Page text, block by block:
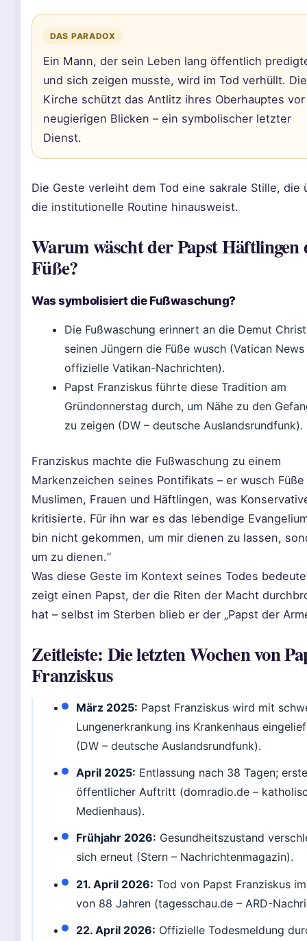
DAS PARADOX
Ein Mann, der sein Leben lang öffentlich
und sich zeigen musste, wird im Tod verhüllt. Die
Kirche schützt das Antlitz ihres Oberhauptes vor
neugierigen Blicken – ein symbolischer letzter
Dienst.
Die Geste verleiht dem Tod eine sakrale Stille, die
die institutionelle Routine hinausweist.
Warum wäscht der Papst Häftlingen
Füße?
Was symbolisiert die Fußwaschung?
Die Fußwaschung erinnert an die Demut
seinen Jüngern die Füße wusch (Vatican News
offizielle Vatikan-Nachrichten).
Papst Franziskus führte diese Tradition am
Gründonnerstag durch, um Nähe zu den
zu zeigen (DW – deutsche Auslandsrundfunk).
Franziskus machte die Fußwaschung zu einem
Markenzeichen seines Pontifikats – er wusch
Muslimen, Frauen und Häftlingen, was
kritisierte. Für ihn war es das lebendige
bin nicht gekommen, um mir dienen zu lassen,
um zu dienen.“
Was diese Geste im Kontext seines Todes
zeigt einen Papst, der die Riten der Macht
hat – selbst im Sterben blieb er der „Papst der
Zeitleiste: Die letzten Wochen von
Franziskus
März 2025: Papst Franziskus wird mit
Lungenerkrankung ins Krankenhaus
(DW – deutsche Auslandsrundfunk).
April 2025: Entlassung nach 38 Tagen;
öffentlicher Auftritt (domradio.de –
Medienhaus).
Frühjahr 2026: Gesundheitszustand
sich erneut (Stern – Nachrichtenmagazin).
21. April 2026: Tod von Papst Franziskus
von 88 Jahren (tagesschau.de – ARD-
22. April 2026: Offizielle Todesmeldung